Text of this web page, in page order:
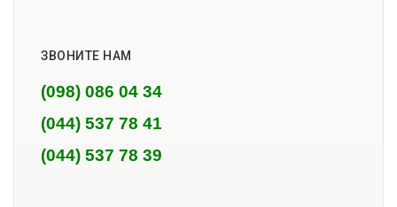
ЗВОНИТЕ НАМ
(098) 086 04 34
(044) 537 78 41
(044) 537 78 39